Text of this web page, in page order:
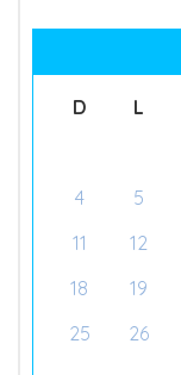
D L
4
5
11
12
18
19
25
26